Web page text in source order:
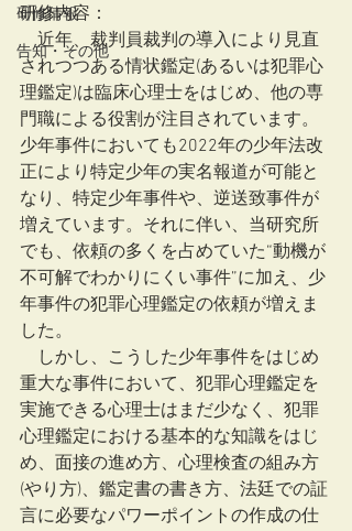
研修情報
告知・その他
研修内容：
近年、裁判員裁判の導入により見直
されつつある情状鑑定(あるいは犯罪心
理鑑定)は臨床心理士をはじめ、他の専
門職による役割が注目されています。
少年事件においても2022年の少年法改
正により特定少年の実名報道が可能と
なり、特定少年事件や、逆送致事件が
増えています。それに伴い、当研究所
でも、依頼の多くを占めていた“動機が
不可解でわかりにくい事件”に加え、少
年事件の犯罪心理鑑定の依頼が増えま
した。
しかし、こうした少年事件をはじめ
重大な事件において、犯罪心理鑑定を
実施できる心理士はまだ少なく、犯罪
心理鑑定における基本的な知識をはじ
め、面接の進め方、心理検査の組み方
(やり方)、鑑定書の書き方、法廷での証
言に必要なパワーポイントの作成の仕